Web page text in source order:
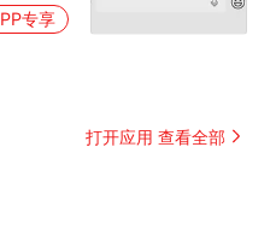
专享
打开应用 查看全部